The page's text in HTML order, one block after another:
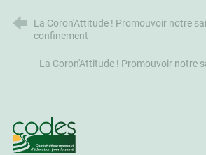
La Coron'Attitude ! Promouvoir notre
confinement
La Coron'Attitude ! Promouvoir notre
CoDES 84